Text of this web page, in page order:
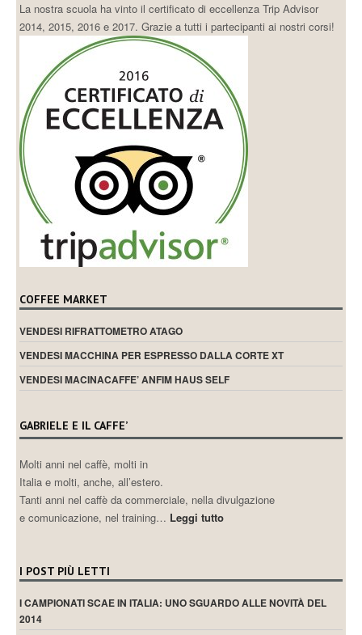
La nostra scuola ha vinto il certificato di eccellenza Trip Advisor
2014, 2015, 2016 e 2017. Grazie a tutti i partecipanti ai nostri corsi!
COFFEE MARKET
VENDESI RIFRATTOMETRO ATAGO
VENDESI MACCHINA PER ESPRESSO DALLA CORTE XT
VENDESI MACINACAFFE’ ANFIM HAUS SELF
GABRIELE E IL CAFFE’
Molti anni nel caffè, molti in
Italia e molti, anche, all’estero.
Tanti anni nel caffè da commerciale, nella divulgazione
e comunicazione, nel training… Leggi tutto
I POST PIÙ LETTI
I CAMPIONATI SCAE IN ITALIA: UNO SGUARDO ALLE NOVITÀ DEL
2014